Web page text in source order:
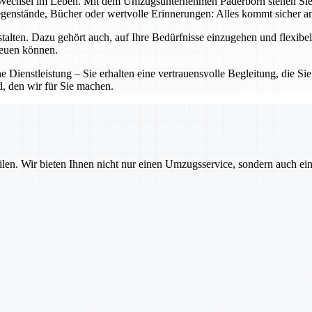
Bücher oder wertvolle Erinnerungen: Alles kommt sicher
Dazu gehört auch, auf Ihre Bedürfnisse einzugehen und
können.
– Sie erhalten eine vertrauensvolle Begleitung, die
den wir für Sie machen.
Wir bieten Ihnen nicht nur einen Umzugsservice, sondern auch